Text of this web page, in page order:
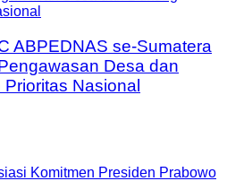
ABPEDNAS se-Sumatera
Desa dan
Nasional